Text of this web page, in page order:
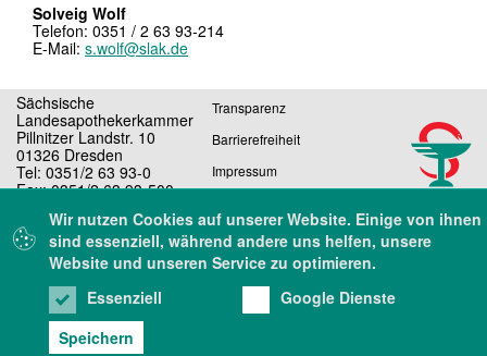
Solveig Wolf
Telefon: 0351 / 2 63 93-214
E-Mail: s.wolf@slak.de
Sächsische
Landesapothekerkammer
Pillnitzer Landstr. 10
01326 Dresden
Tel: 0351/2 63 93-0
Fax: 0351/2 63 93-500
Transparenz
Barrierefreiheit
Impressum
Wir nutzen Cookies auf unserer Website. Einige von ihnen
sind essenziell, während andere uns helfen, unsere
Website und unseren Service zu optimieren.
Essenziell
Google Dienste
Speichern